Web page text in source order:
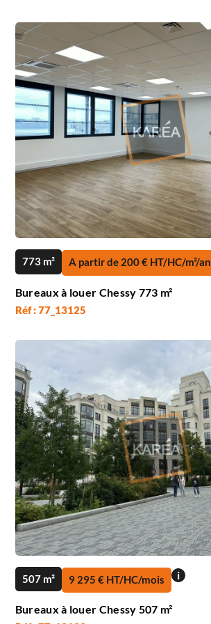
773 m² A partir de 200 € HT/HC/m²/an
Bureaux à louer Chessy 773 m²
Réf : 77_13125
507 m² 9 295 € HT/HC/mois i
Bureaux à louer Chessy 507 m²